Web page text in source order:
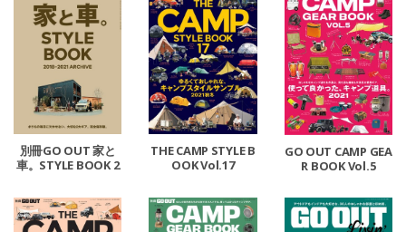
別冊GO OUT 家と
車。STYLE BOOK 2
THE CAMP STYLE B
OOK Vol.17
GO OUT CAMP GEA
R BOOK Vol.5